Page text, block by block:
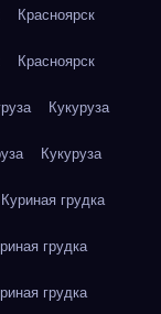
Красноярск
Красноярск
Кукуруза
Кукуруза
Куриная грудка
грудка
грудка